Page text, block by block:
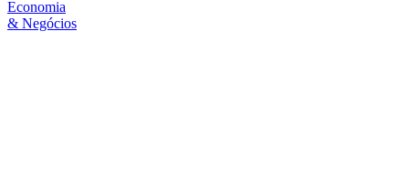
Economia
& Negócios